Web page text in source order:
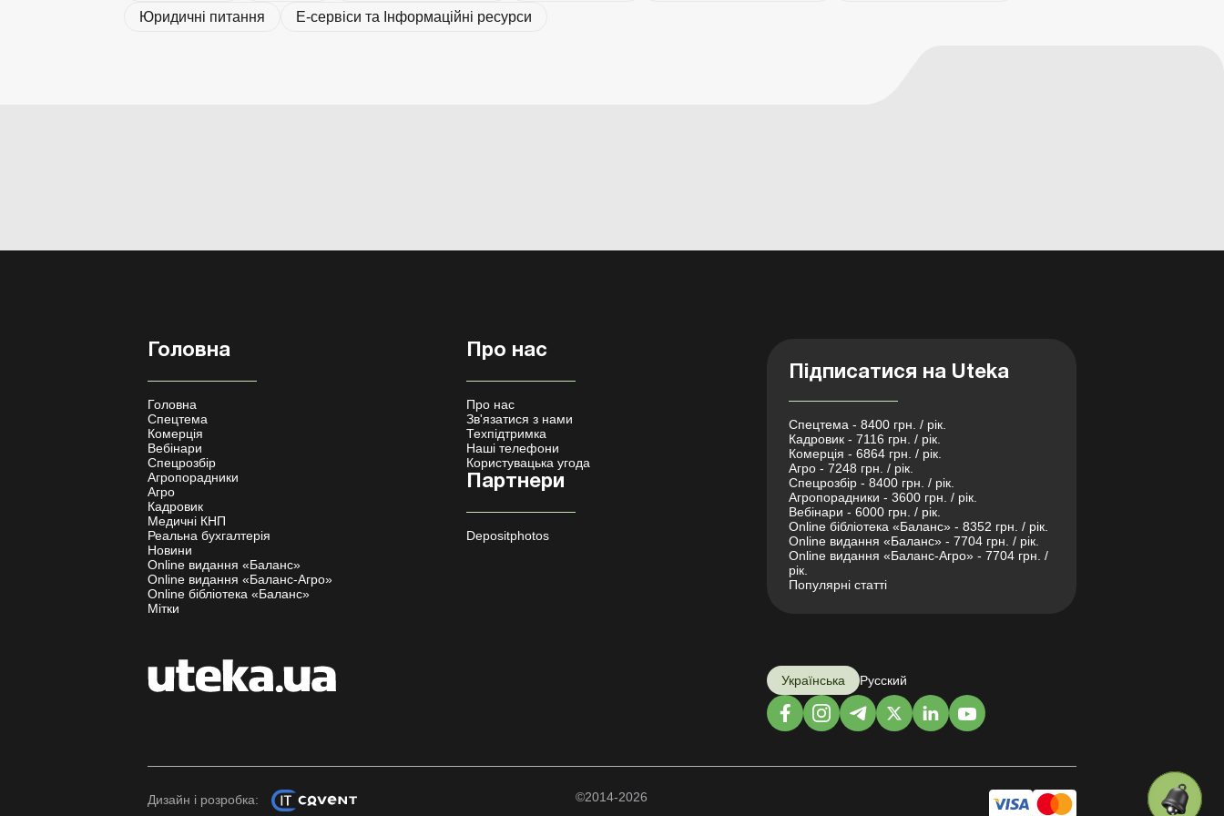
Юридичні питання
Е-сервіси та Інформаційні ресурси
Головна
Головна
Спецтема
Комерція
Вебінари
Спецрозбір
Агропорадники
Агро
Кадровик
Медичні КНП
Реальна бухгалтерія
Новини
Online видання «Баланс»
Online видання «Баланс-Агро»
Online бібліотека «Баланс»
Мітки
Про нас
Про нас
Зв'язатися з нами
Техпідтримка
Наші телефони
Користувацька угода
Партнери
Depositphotos
Підписатися на Uteka
Спецтема - 8400 грн. / рік.
Кадровик - 7116 грн. / рік.
Комерція - 6864 грн. / рік.
Агро - 7248 грн. / рік.
Спецрозбір - 8400 грн. / рік.
Агропорадники - 3600 грн. / рік.
Вебінари - 6000 грн. / рік.
Online бібліотека «Баланс» - 8352 грн. / рік.
Online видання «Баланс» - 7704 грн. / рік.
Online видання «Баланс-Агро» - 7704 грн. /
рік.
Популярні статті
Українська Русский
Дизайн і розробка: ©2014-2026